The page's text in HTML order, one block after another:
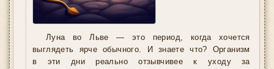
Луна во Льве — это период, когда хочется
выглядеть ярче обычного. И знаете что? Организм
в эти дни реально отзывчивее к уходу за